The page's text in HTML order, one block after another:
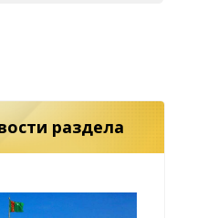
раздела